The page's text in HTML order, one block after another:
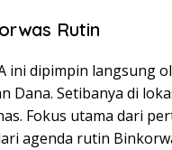
Rutin
ini dipimpin langsung
Dana. Setibanya di
Fokus utama dari
agenda rutin